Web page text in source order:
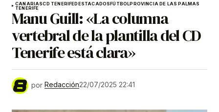
CANARIASCD TENERIFEDESTACADOSFÚTBOLPROVINCIA DE LAS PALMAS
TENERIFE
Manu Guill: «La columna
vertebral de la plantilla del CD
Tenerife está clara»
por Redacción22/07/2025 22:41